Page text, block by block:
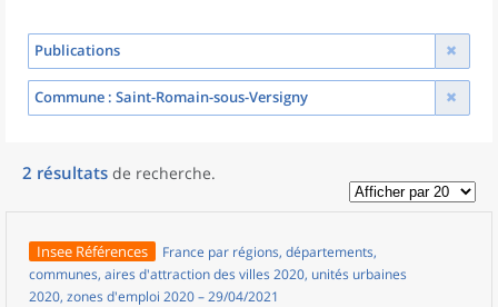
Publications
Commune : Saint-Romain-sous-Versigny
2 résultats de recherche.
Insee Références
France par régions, départements,
communes, aires d'attraction des villes 2020, unités urbaines
2020, zones d'emploi 2020 – 29/04/2021